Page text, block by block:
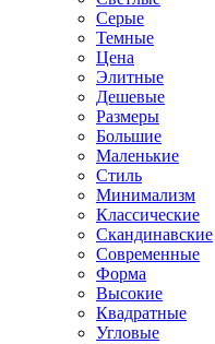
Серые
Темные
Цена
Элитные
Дешевые
Размеры
Большие
Маленькие
Стиль
Минимализм
Классические
Скандинавские
Современные
Форма
Высокие
Квадратные
Угловые